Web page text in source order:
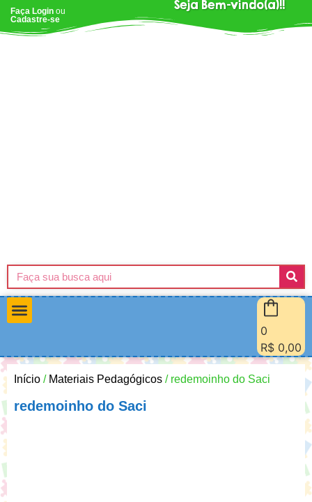
Faça Login ou
Cadastre-se
Seja Bem-vindo(a)!!
0
R$ 0,00
Início / Materiais Pedagógicos / redemoinho do Saci
redemoinho do Saci